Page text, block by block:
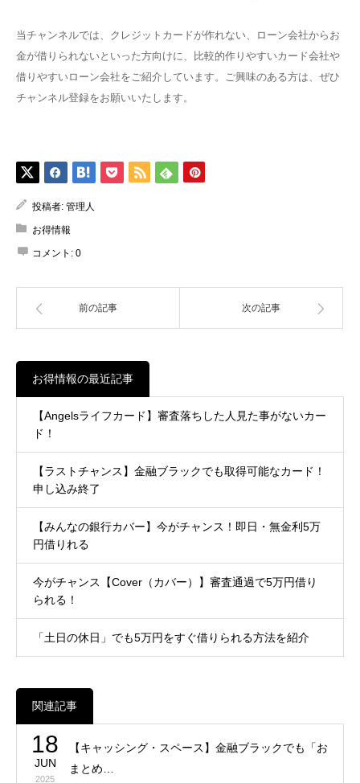
当チャンネルでは、クレジットカードが作れない、ローン会社からお
金が借りられないといった方向けに、比較的作りやすいカード会社や
借りやすいローン会社をご紹介しています。ご興味のある方は、ぜひ
チャンネル登録をお願いいたします。
投稿者: 管理人
お得情報
コメント: 0
前の記事 次の記事
お得情報の最近記事
【Angelsライフカード】審査落ちした人見た事がないカー
ド！
【ラストチャンス】金融ブラックでも取得可能なカード！
申し込み終了
【みんなの銀行カバー】今がチャンス！即日・無金利5万
円借りれる
今がチャンス【Cover（カバー）】審査通過で5万円借り
られる！
「土日の休日」でも5万円をすぐ借りられる方法を紹介
関連記事
18
JUN
2025
【キャッシング・スペース】金融ブラックでも「お
まとめ…